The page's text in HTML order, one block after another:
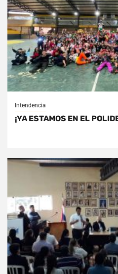
Intendencia
¡YA ESTAMOS EN EL